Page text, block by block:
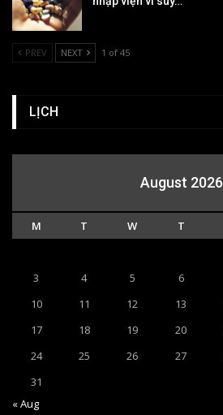
PREV NEXT 1 of 45
LỊCH
August 2026
M T W T
3
4 5 6
10
11 12 13
17
18 19 20
24
25 26 27
31
« Aug